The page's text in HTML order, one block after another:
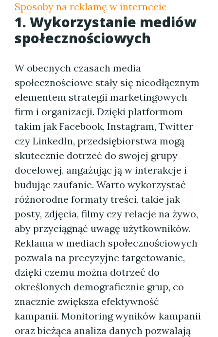
Sposoby na reklamę w internecie
1. Wykorzystanie mediów
społecznościowych
W obecnych czasach media
społecznościowe stały się nieodłącznym
elementem strategii marketingowych
firm i organizacji. Dzięki platformom
takim jak Facebook, Instagram, Twitter
czy LinkedIn, przedsiębiorstwa mogą
skutecznie dotrzeć do swojej grupy
docelowej, angażując ją w interakcje i
budując zaufanie. Warto wykorzystać
różnorodne formaty treści, takie jak
posty, zdjęcia, filmy czy relacje na żywo,
aby przyciągnąć uwagę użytkowników.
Reklama w mediach społecznościowych
pozwala na precyzyjne targetowanie,
dzięki czemu można dotrzeć do
określonych demograficznie grup, co
znacznie zwiększa efektywność
kampanii. Monitoring wyników kampanii
oraz bieżąca analiza danych pozwalają